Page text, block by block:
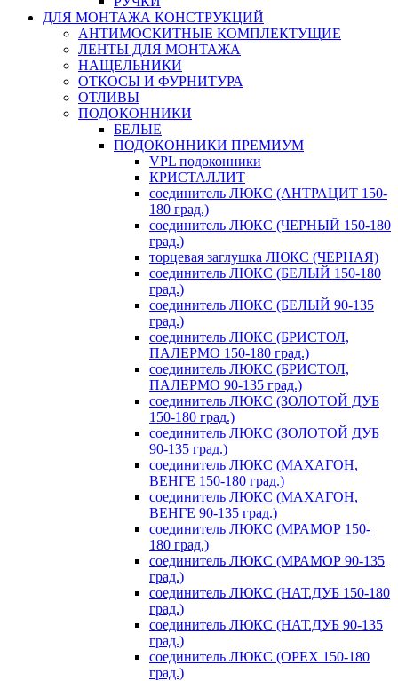
ДЛЯ МОНТАЖА КОНСТРУКЦИЙ
АНТИМОСКИТНЫЕ КОМПЛЕКТУЩИЕ
ЛЕНТЫ ДЛЯ МОНТАЖА
НАЩЕЛЬНИКИ
ОТКОСЫ И ФУРНИТУРА
ОТЛИВЫ
ПОДОКОННИКИ
БЕЛЫЕ
ПОДОКОННИКИ ПРЕМИУМ
VPL подоконники
КРИСТАЛЛИТ
соединитель ЛЮКС (АНТРАЦИТ 150-
180 град.)
соединитель ЛЮКС (ЧЕРНЫЙ 150-180
град.)
торцевая заглушка ЛЮКС (ЧЕРНАЯ)
соединитель ЛЮКС (БЕЛЫЙ 150-180
град.)
соединитель ЛЮКС (БЕЛЫЙ 90-135
град.)
соединитель ЛЮКС (БРИСТОЛ,
ПАЛЕРМО 150-180 град.)
соединитель ЛЮКС (БРИСТОЛ,
ПАЛЕРМО 90-135 град.)
соединитель ЛЮКС (ЗОЛОТОЙ ДУБ
150-180 град.)
соединитель ЛЮКС (ЗОЛОТОЙ ДУБ
90-135 град.)
соединитель ЛЮКС (МАХАГОН,
ВЕНГЕ 150-180 град.)
соединитель ЛЮКС (МАХАГОН,
ВЕНГЕ 90-135 град.)
соединитель ЛЮКС (МРАМОР 150-
180 град.)
соединитель ЛЮКС (МРАМОР 90-135
град.)
соединитель ЛЮКС (НАТ.ДУБ 150-180
град.)
соединитель ЛЮКС (НАТ.ДУБ 90-135
град.)
соединитель ЛЮКС (ОРЕХ 150-180
град.)